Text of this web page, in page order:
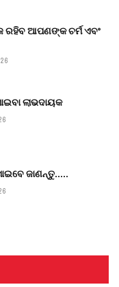
ରହିବ ଆପଣଙ୍କ ଚର୍ମ ଏବଂ
ଲାଭଦାୟକ
ଜାଣନ୍ତୁ.....